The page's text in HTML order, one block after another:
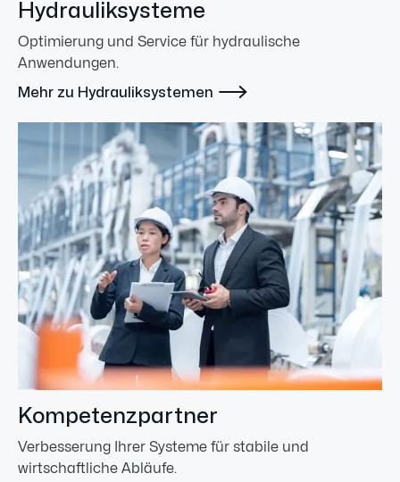
Hydrauliksysteme
Optimierung und Service für hydraulische
Anwendungen.
Mehr zu Hydrauliksystemen 
Kompetenzpartner
Verbesserung Ihrer Systeme für stabile und
wirtschaftliche Abläufe.